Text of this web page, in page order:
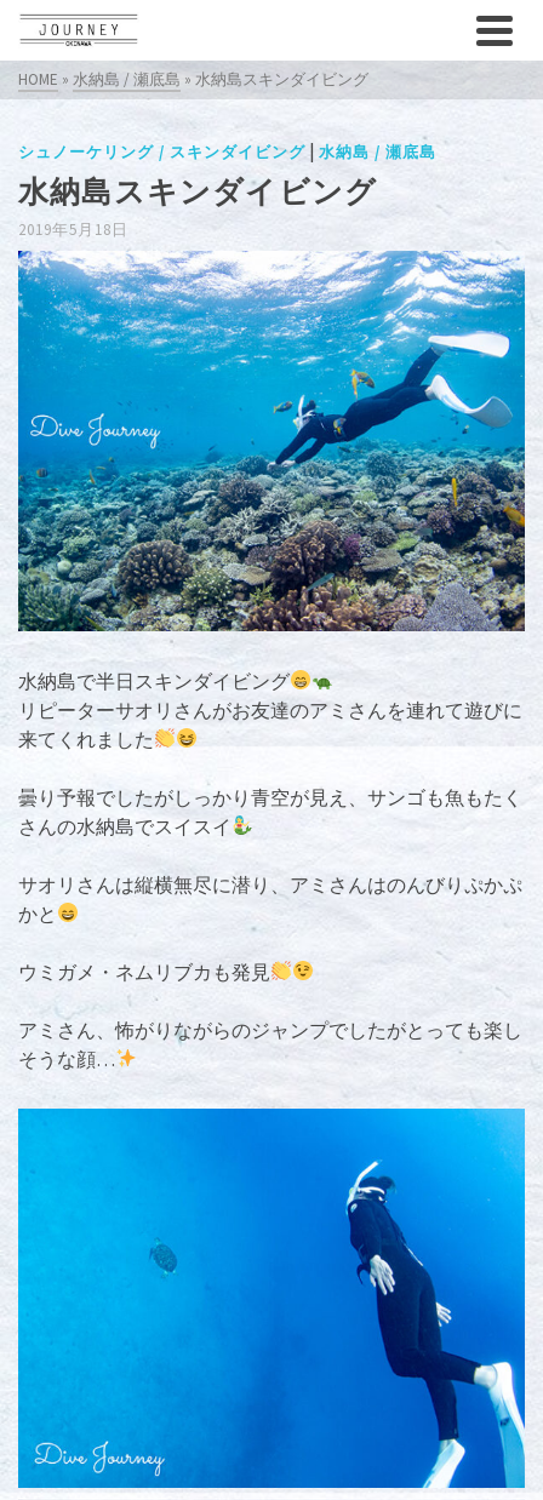
HOME » 水納島 / 瀬底島 » 水納島スキンダイビング
シュノーケリング / スキンダイビング | 水納島 / 瀬底島
水納島スキンダイビング
2019年5月18日
水納島で半日スキンダイビング
リピーターサオリさんがお友達のアミさんを連れて遊びに
来てくれました
曇り予報でしたがしっかり青空が見え、サンゴも魚もたく
さんの水納島でスイスイ
サオリさんは縦横無尽に潜り、アミさんはのんびりぷかぷ
かと
ウミガメ・ネムリブカも発見
アミさん、怖がりながらのジャンプでしたがとっても楽し
そうな顔…